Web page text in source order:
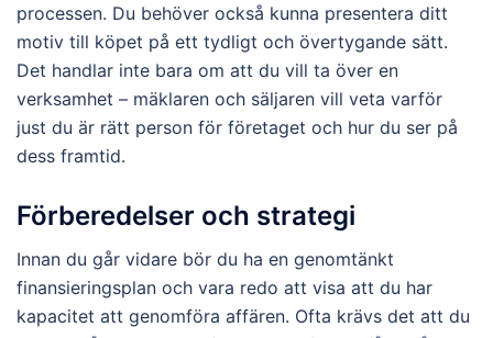
processen. Du behöver också kunna presentera ditt
motiv till köpet på ett tydligt och övertygande sätt.
Det handlar inte bara om att du vill ta över en
verksamhet – mäklaren och säljaren vill veta varför
just du är rätt person för företaget och hur du ser på
dess framtid.
Förberedelser och strategi
Innan du går vidare bör du ha en genomtänkt
finansieringsplan och vara redo att visa att du har
kapacitet att genomföra affären. Ofta krävs det att du